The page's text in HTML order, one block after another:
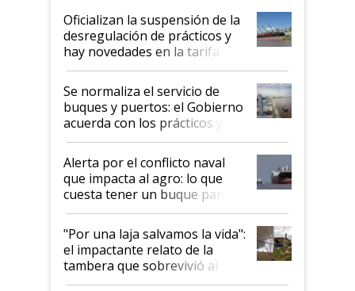
Oficializan la suspensión de la
desregulación de prácticos y
hay novedades en la tarifa de
la hidrovía
Se normaliza el servicio de
buques y puertos: el Gobierno
acuerda con los prácticos y
suspende el decreto de
desregulación
Alerta por el conflicto naval
que impacta al agro: lo que
cuesta tener un buque parado
y el peligro de que Argentina
pase a ser "país sucio"
"Por una laja salvamos la vida":
el impactante relato de la
tambera que sobrevivió al
tornado